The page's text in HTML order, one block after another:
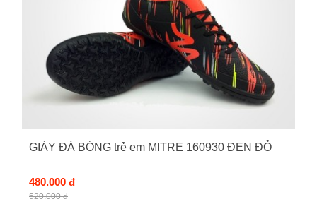
GIÀY ĐÁ BÓNG trẻ em MITRE 160930 ĐEN ĐỎ
480.000 đ
520.000 đ